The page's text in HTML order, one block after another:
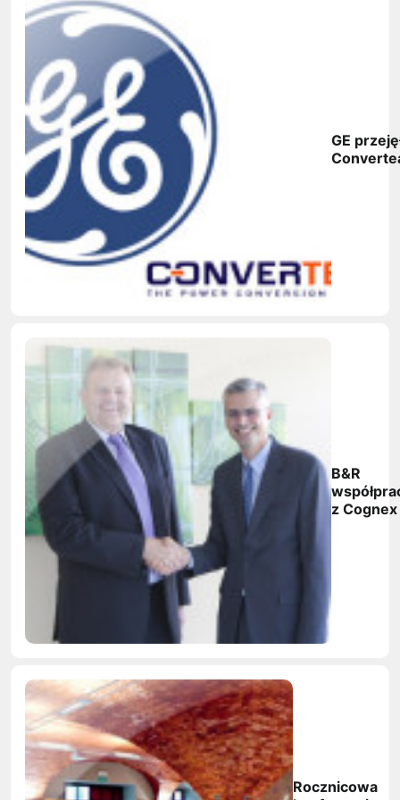
GE
B&R
z Cognex
Rocznicowa